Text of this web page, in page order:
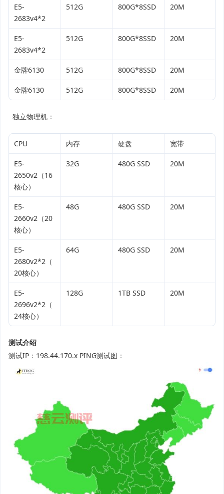
E5-
2683v4*2
512G 800G*8SSD 20M
E5-
2683v4*2
512G 800G*8SSD 20M
金牌6130 512G 800G*8SSD 20M
金牌6130 512G 800G*8SSD 20M
独立物理机：
CPU 内存 硬盘 宽带
E5-
2650v2（16
核心）
32G 480G SSD 20M
E5-
2660v2（20
核心）
48G 480G SSD 20M
E5-
2680v2*2（
20核心）
64G 480G SSD 20M
E5-
2696v2*2（
24核心）
128G 1TB SSD 20M
测试介绍
测试IP：198.44.170.x PING测试图：